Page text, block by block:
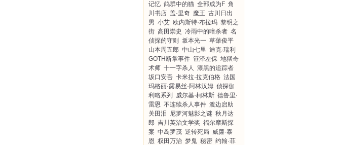
记忆 鸽群中的猫 全部成为F 角
川书店 盖·里奇 魔王 古川日出
男 小艾 欧内斯特·布拉玛 黎明之
街 高田崇史 冷雨中的暗杀者 名
侦探的守则
坂本光一 草薙俊平
山本周五郎 中山七里 迪克·瑞利
GOTH断掌事件 笹泽左保 地狱奇
术师 十一字杀人 漆黑的追踪者
坂口安吾 卡米拉·拉克伯格 法国
玛格丽·露易丝·阿林汉姆 侦探伽
利略系列
威尔基·柯林斯 德鲁里·
雷恩 不连续杀人事件 渡边启助
关田泪
尼罗河魅影之谜 秋月达
郎 吉川英治文学奖 福尔摩斯探
案 中岛罗茂 逆转死局 威廉·泰
恩 权田万治 梦鬼 秘密 约翰·菲